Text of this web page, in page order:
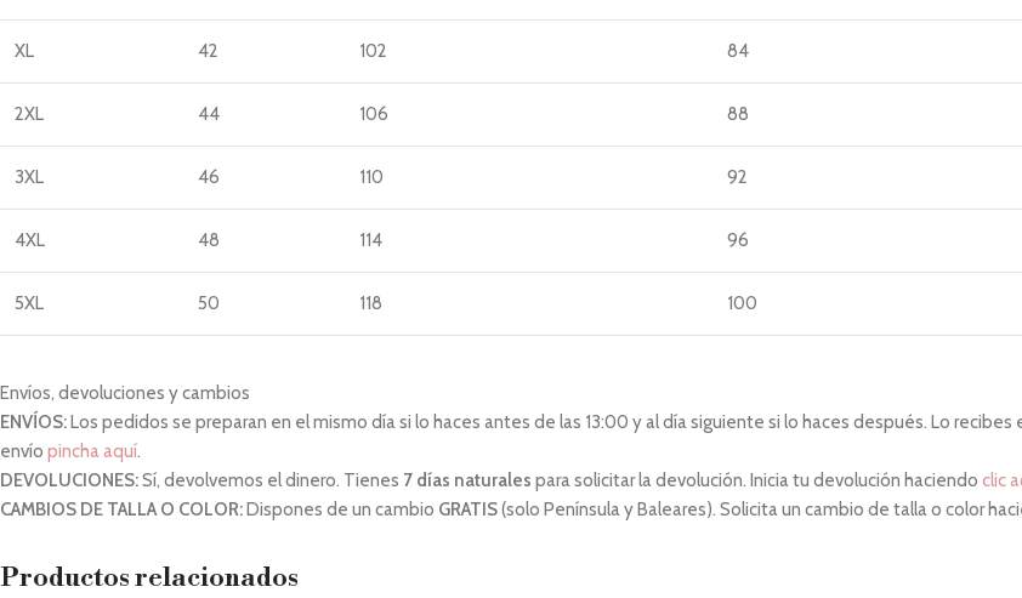
XL 42 102 84
2XL 44 106 88
3XL 46 110 92
4XL 48 114 96
5XL 50 118 100
Envíos, devoluciones y cambios
ENVÍOS:Los pedidos se preparan en el mismo día si lo haces antes de las 13:00 y al día siguiente si lo haces después. Lo
envío pincha aquí.
DEVOLUCIONES:Sí, devolvemos el dinero. Tienes 7 días naturales para solicitar la devolución. Inicia tu devolución haciendo clic
CAMBIOS DE TALLA O COLOR:Dispones de un cambio GRATIS(solo Península y Baleares). Solicita un cambio de talla o color
Productos relacionados